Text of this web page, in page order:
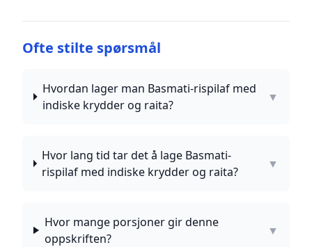
Ofte stilte spørsmål
Hvordan lager man Basmati-rispilaf med
indiske krydder og raita?
▼
Hvor lang tid tar det å lage Basmati-
rispilaf med indiske krydder og raita?
▼
Hvor mange porsjoner gir denne
oppskriften?
▼